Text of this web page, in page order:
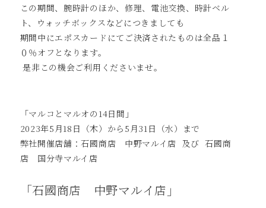
この期間、腕時計のほか、修理、電池交換、時計ベル
ト、ウォッチボックスなどにつきましても
期間中にエポスカードにてご決済されたものは全品１
０％オフとなります。
是非この機会ご利用くださいませ。
「マルコとマルオの14日間」
2023年5月18日（木）から5月31日（水）まで
弊社開催店舗：石國商店 中野マルイ店 及び 石國商
店 国分寺マルイ店
「石國商店 中野マルイ店」